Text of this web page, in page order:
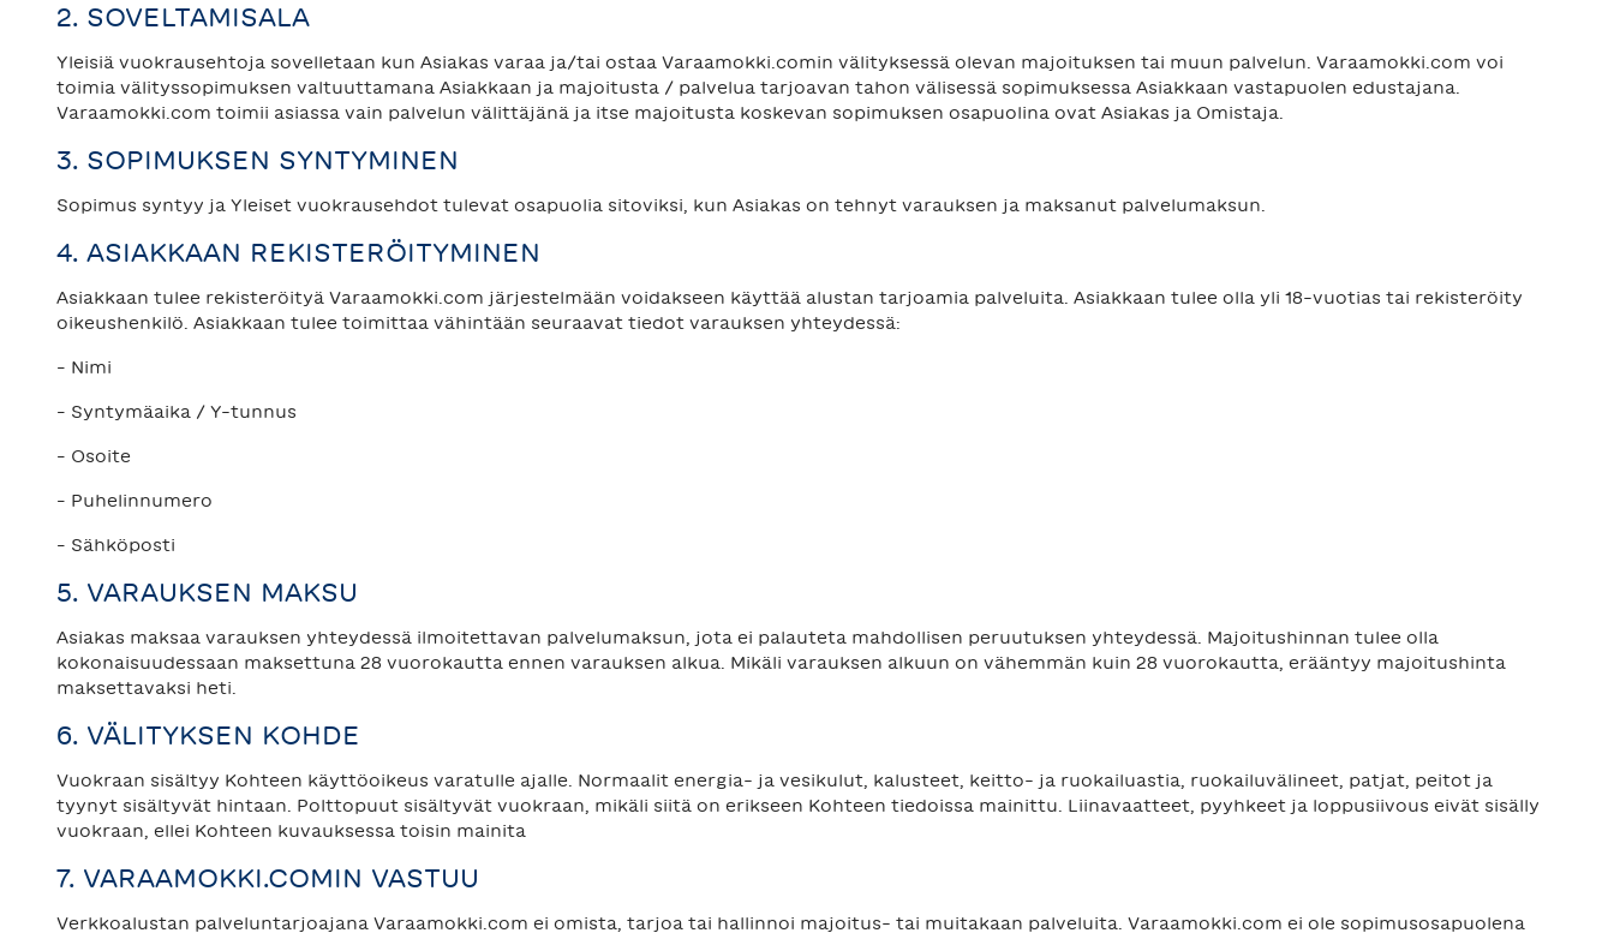
2. SOVELTAMISALA
Yleisiä vuokrausehtoja sovelletaan kun Asiakas varaa ja/tai ostaa Varaamokki.comin välityksessä olevan majoituksen tai muun palvelun. Varaamokki.com voi
toimia välityssopimuksen valtuuttamana Asiakkaan ja majoitusta / palvelua tarjoavan tahon välisessä sopimuksessa Asiakkaan vastapuolen edustajana.
Varaamokki.com toimii asiassa vain palvelun välittäjänä ja itse majoitusta koskevan sopimuksen osapuolina ovat Asiakas ja Omistaja.
3. SOPIMUKSEN SYNTYMINEN
Sopimus syntyy ja Yleiset vuokrausehdot tulevat osapuolia sitoviksi, kun Asiakas on tehnyt varauksen ja maksanut palvelumaksun.
4. ASIAKKAAN REKISTERÖITYMINEN
Asiakkaan tulee rekisteröityä Varaamokki.com järjestelmään voidakseen käyttää alustan tarjoamia palveluita. Asiakkaan tulee olla yli 18-vuotias tai rekisteröity
oikeushenkilö. Asiakkaan tulee toimittaa vähintään seuraavat tiedot varauksen yhteydessä:
– Nimi
– Syntymäaika / Y-tunnus
– Osoite
– Puhelinnumero
– Sähköposti
5. VARAUKSEN MAKSU
Asiakas maksaa varauksen yhteydessä ilmoitettavan palvelumaksun, jota ei palauteta mahdollisen peruutuksen yhteydessä. Majoitushinnan tulee olla
kokonaisuudessaan maksettuna 28 vuorokautta ennen varauksen alkua. Mikäli varauksen alkuun on vähemmän kuin 28 vuorokautta, erääntyy majoitushinta
maksettavaksi heti.
6. VÄLITYKSEN KOHDE
Vuokraan sisältyy Kohteen käyttöoikeus varatulle ajalle. Normaalit energia- ja vesikulut, kalusteet, keitto- ja ruokailuastia, ruokailuvälineet, patjat, peitot ja
tyynyt sisältyvät hintaan. Polttopuut sisältyvät vuokraan, mikäli siitä on erikseen Kohteen tiedoissa mainittu. Liinavaatteet, pyyhkeet ja loppusiivous eivät sisälly
vuokraan, ellei Kohteen kuvauksessa toisin mainita
7. VARAAMOKKI.COMIN VASTUU
Verkkoalustan palveluntarjoajana Varaamokki.com ei omista, tarjoa tai hallinnoi majoitus- tai muitakaan palveluita. Varaamokki.com ei ole sopimusosapuolena